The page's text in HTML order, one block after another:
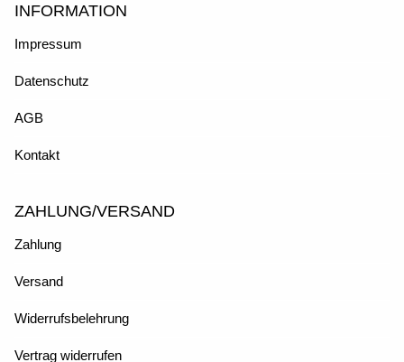
INFORMATION
Impressum
Datenschutz
AGB
Kontakt
ZAHLUNG/VERSAND
Zahlung
Versand
Widerrufsbelehrung
Vertrag widerrufen